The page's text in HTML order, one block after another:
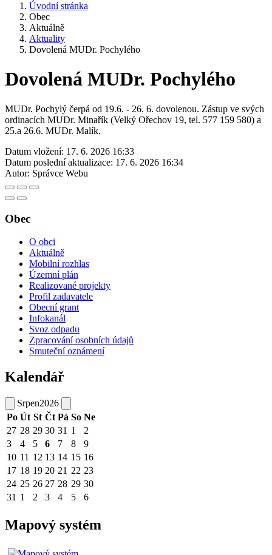
Úvodní stránka
Obec
Aktuálně
Aktuality
Dovolená MUDr. Pochylého
Dovolená MUDr. Pochylého
MUDr. Pochylý čerpá od 19.6. - 26. 6. dovolenou. Zástup ve svých
ordinacích MUDr. Minařík (Velký Ořechov 19, tel. 577 159 580) a
25.a 26.6. MUDr. Malík.
Datum vložení: 17. 6. 2026 16:33
Datum poslední aktualizace: 17. 6. 2026 16:34
Autor: Správce Webu
Obec
O obci
Aktuálně
Mobilní rozhlas
Územní plán
Realizované projekty
Profil zadavatele
Obecní grant
Infokanál
Svoz odpadu
Zpracování osobních údajů
Smuteční oznámení
Kalendář
Srpen2026
Po Út St Čt Pá So Ne
27 28 29 30 31 1
2
3
4 5 6 7 8
9
10 11 12 13 14 15 16
17 18 19 20 21 22 23
24 25 26 27 28 29 30
31 1 2 3 4 5 6
Mapový systém